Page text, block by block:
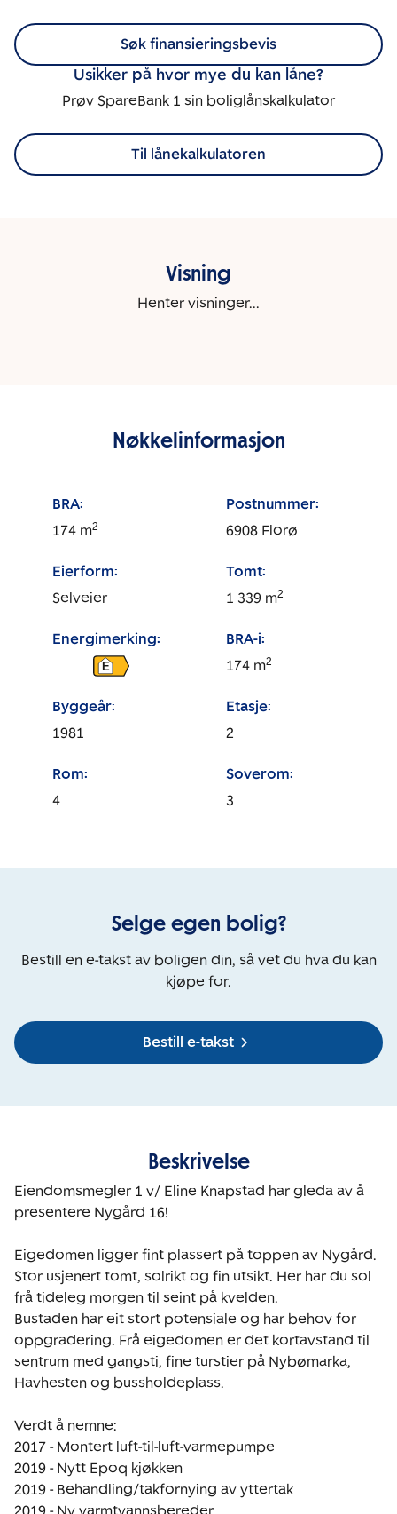
Søk finansieringsbevis
Usikker på hvor mye du kan låne?
Prøv SpareBank 1 sin boliglånskalkulator
Til lånekalkulatoren
Visning
Henter visninger...
Nøkkelinformasjon
BRA:
174 m2
Postnummer:
6908 Florø
Eierform:
Selveier
Tomt:
1 339 m2
Energimerking:
E
BRA-i:
174 m2
Byggeår:
1981
Etasje:
2
Rom:
4
Soverom:
3
Selge egen bolig?
Bestill en e-takst av boligen din, så vet du hva du kan
kjøpe for.
Bestill e-takst
Beskrivelse
Eiendomsmegler 1 v/ Eline Knapstad har gleda av å
presentere Nygård 16!
Eigedomen ligger fint plassert på toppen av Nygård.
Stor usjenert tomt, solrikt og fin utsikt. Her har du sol
frå tideleg morgen til seint på kvelden.
Bustaden har eit stort potensiale og har behov for
oppgradering. Frå eigedomen er det kortavstand til
sentrum med gangsti, fine turstier på Nybømarka,
Havhesten og bussholdeplass.
Verdt å nemne:
2017 - Montert luft-til-luft-varmepumpe
2019 - Nytt Epoq kjøkken
2019 - Behandling/takfornying av yttertak